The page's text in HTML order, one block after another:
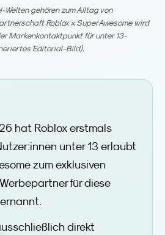
Welten gehören zum Alltag von
Roblox × SuperAwesome wird
Markenkontaktpunkt für unter 13-
Editorial-Bild).
hat Roblox erstmals
unter 13 erlaubt
zum exklusiven
für diese
direkt